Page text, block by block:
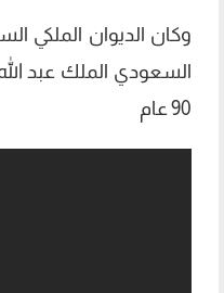
وكان الديوان الملكي
السعودي الملك عبد
90 عام